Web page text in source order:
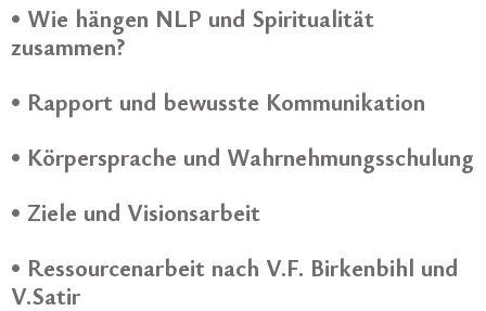
• Wie hängen NLP und Spiritualität
zusammen?
• Rapport und bewusste Kommunikation
• Körpersprache und Wahrnehmungsschulung
• Ziele und Visionsarbeit
• Ressourcenarbeit nach V.F. Birkenbihl und
V.Satir